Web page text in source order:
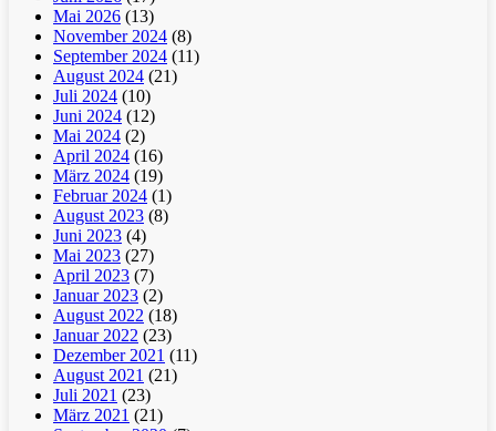
Mai 2026 (13)
November 2024 (8)
September 2024 (11)
August 2024 (21)
Juli 2024 (10)
Juni 2024 (12)
Mai 2024 (2)
April 2024 (16)
März 2024 (19)
Februar 2024 (1)
August 2023 (8)
Juni 2023 (4)
Mai 2023 (27)
April 2023 (7)
Januar 2023 (2)
August 2022 (18)
Januar 2022 (23)
Dezember 2021 (11)
August 2021 (21)
Juli 2021 (23)
März 2021 (21)